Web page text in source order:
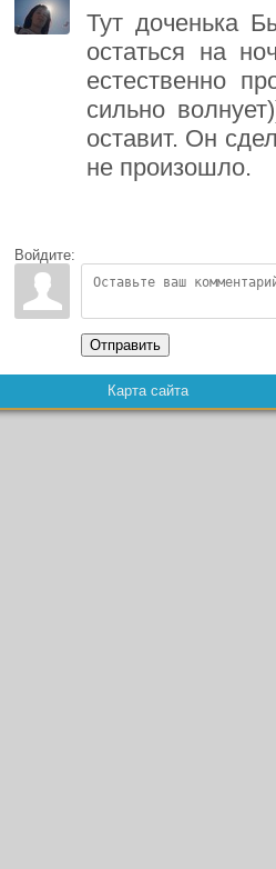
Тут доченька
остаться на
естественно
сильно
оставит. Он
не произошло.
Войдите:
Отправить
Карта сайта